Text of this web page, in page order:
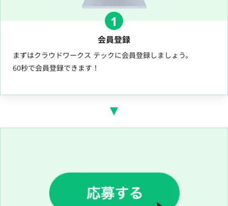
1
会員登録
まずはクラウドワークス テックに会員登録しましょう。
60秒で会員登録できます！